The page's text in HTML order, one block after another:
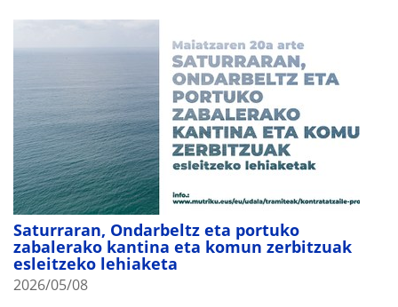
Saturraran, Ondarbeltz eta portuko
zabalerako kantina eta komun zerbitzuak
esleitzeko lehiaketa
2026/05/08